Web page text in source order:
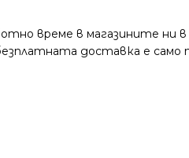
време в магазините ни в
доставка е само